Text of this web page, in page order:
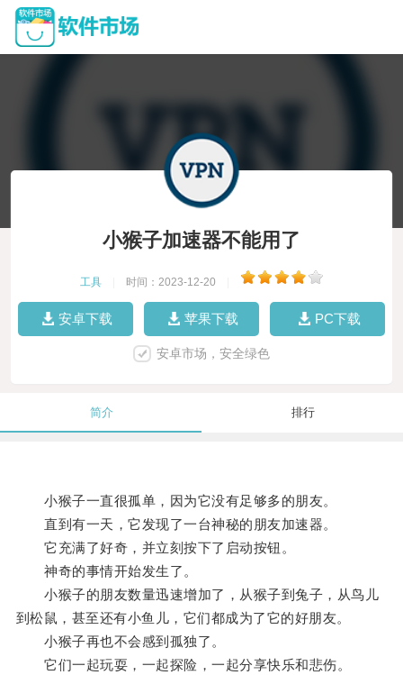
小猴子加速器不能用了
工具 时间：2023-12-20
安卓下载 苹果下载 PC下载
安卓市场，安全绿色
简介 排行
小猴子一直很孤单，因为它没有足够多的朋友。
直到有一天，它发现了一台神秘的朋友加速器。
它充满了好奇，并立刻按下了启动按钮。
神奇的事情开始发生了。
小猴子的朋友数量迅速增加了，从猴子到兔子，从鸟儿
到松鼠，甚至还有小鱼儿，它们都成为了它的好朋友。
小猴子再也不会感到孤独了。
它们一起玩耍，一起探险，一起分享快乐和悲伤。